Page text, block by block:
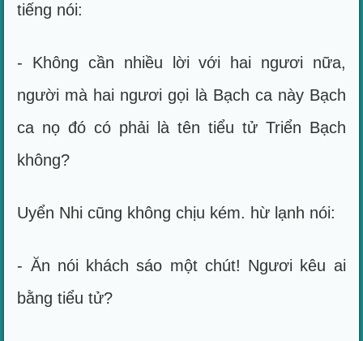
tiếng nói:
- Không cần nhiều lời với hai ngươi nữa,
người mà hai ngươi gọi là Bạch ca này Bạch
ca nọ đó có phải là tên tiểu tử Triển Bạch
không?
Uyển Nhi cũng không chịu kém. hừ lạnh nói:
- Ăn nói khách sáo một chút! Ngươi kêu ai
bằng tiểu tử?